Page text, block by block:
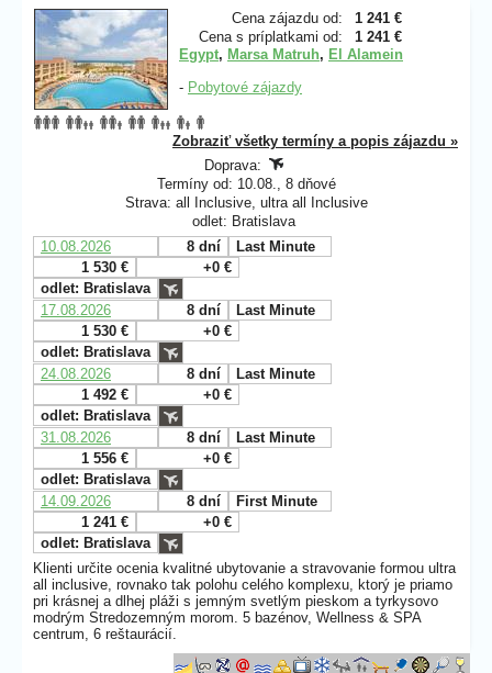
Cena zájazdu od:
1 241 €
Cena s príplatkami od:
1 241 €
Egypt, Marsa Matruh, El Alamein
- Pobytové zájazdy
Zobraziť všetky termíny a popis zájazdu »
Doprava:
Termíny od: 10.08., 8 dňové
Strava: all Inclusive, ultra all Inclusive
odlet: Bratislava
10.08.2026
8 dní
Last Minute
1 530 €
+0 €
odlet: Bratislava
17.08.2026
8 dní
Last Minute
1 530 €
+0 €
odlet: Bratislava
24.08.2026
8 dní
Last Minute
1 492 €
+0 €
odlet: Bratislava
31.08.2026
8 dní
Last Minute
1 556 €
+0 €
odlet: Bratislava
14.09.2026
8 dní
First Minute
1 241 €
+0 €
odlet: Bratislava
Klienti určite ocenia kvalitné ubytovanie a stravovanie formou ultra
all inclusive, rovnako tak polohu celého komplexu, ktorý je priamo
pri krásnej a dlhej pláži s jemným svetlým pieskom a tyrkysovo
modrým Stredozemným morom. 5 bazénov, Wellness & SPA
centrum, 6 reštaurácií.